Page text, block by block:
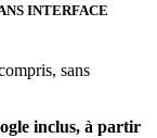
INTERFACE
sans
inclus, à partir